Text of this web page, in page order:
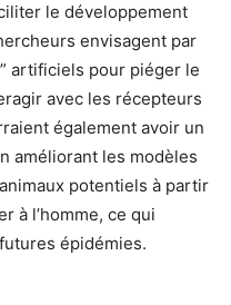
le développement
envisagent par
artificiels pour piéger le
avec les récepteurs
également avoir un
améliorant les modèles
potentiels à partir
à l’homme, ce qui
épidémies.